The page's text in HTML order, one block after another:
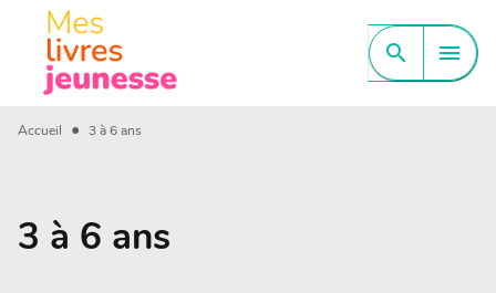
MENU CONTENU
PIED DE PAGE
search menu
Accueil • 3 à 6 ans
3 à 6 ans